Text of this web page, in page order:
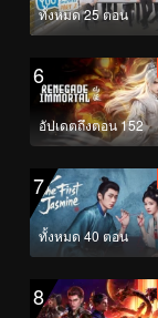
ทั้งหมด 25 ตอน
6
อัปเดตถึงตอน 152
7
ทั้งหมด 40 ตอน
8